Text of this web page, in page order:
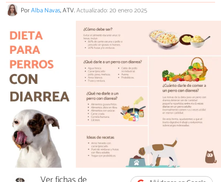
PorAlba Navas, ATV.Actualizado: 20 enero 2025